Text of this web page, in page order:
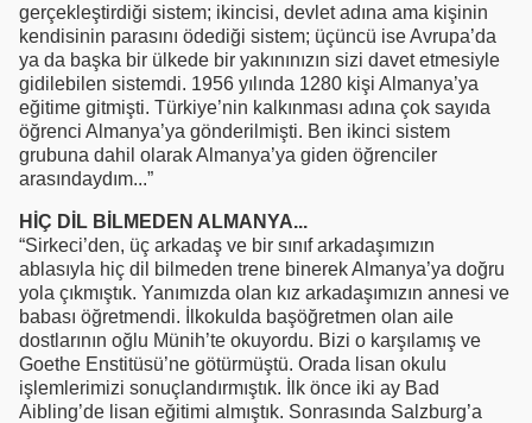
gerçekleştirdiği sistem; ikincisi, devlet adına ama kişinin
kendisinin parasını ödediği sistem; üçüncü ise Avrupa’da
ya da başka bir ülkede bir yakınınızın sizi davet etmesiyle
gidilebilen sistemdi. 1956 yılında 1280 kişi Almanya’ya
eğitime gitmişti. Türkiye’nin kalkınması adına çok sayıda
öğrenci Almanya’ya gönderilmişti. Ben ikinci sistem
grubuna dahil olarak Almanya’ya giden öğrenciler
arasındaydım...”
HİÇ DİL BİLMEDEN ALMANYA...
“Sirkeci’den, üç arkadaş ve bir sınıf arkadaşımızın
ablasıyla hiç dil bilmeden trene binerek Almanya’ya doğru
yola çıkmıştık. Yanımızda olan kız arkadaşımızın annesi ve
babası öğretmendi. İlkokulda başöğretmen olan aile
dostlarının oğlu Münih’te okuyordu. Bizi o karşılamış ve
Goethe Enstitüsü’ne götürmüştü. Orada lisan okulu
işlemlerimizi sonuçlandırmıştık. İlk önce iki ay Bad
Aibling’de lisan eğitimi almıştık. Sonrasında Salzburg’a